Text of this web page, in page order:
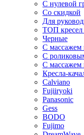
С нулевой
Со скидкой
Для
ТОП кресел
Черные
С массажем
С
С массажем
Кресла-
Calviano
Fujiiryoki
Panasonic
Gess
BODO
Fujimo